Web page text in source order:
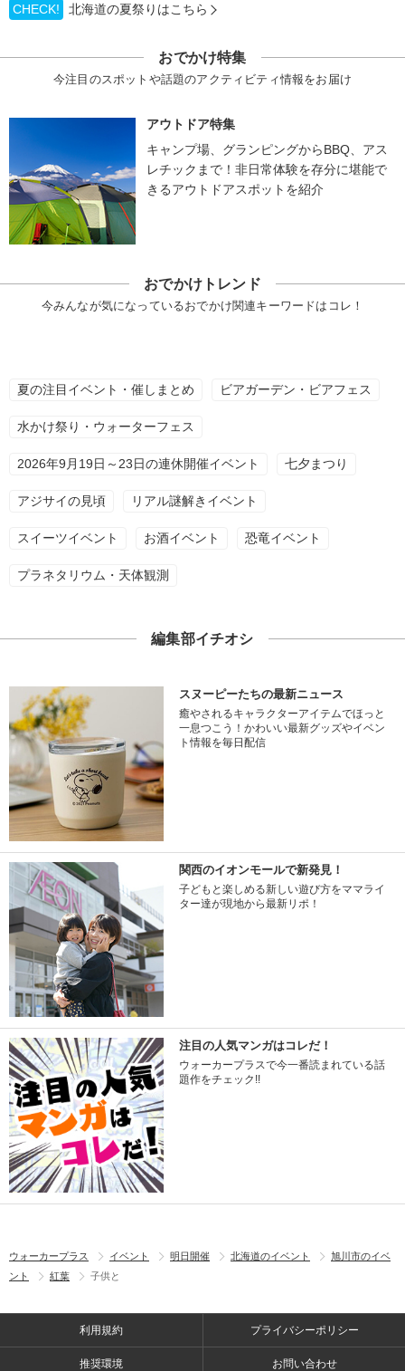
CHECK! 北海道の夏祭りはこちら
おでかけ特集
今注目のスポットや話題のアクティビティ情報をお届け
アウトドア特集
キャンプ場、グランピングからBBQ、アス
レチックまで！非日常体験を存分に堪能で
きるアウトドアスポットを紹介
おでかけトレンド
今みんなが気になっているおでかけ関連キーワードはコレ！
夏の注目イベント・催しまとめ ビアガーデン・ビアフェス
水かけ祭り・ウォーターフェス
2026年9月19日～23日の連休開催イベント 七夕まつり
アジサイの見頃 リアル謎解きイベント
スイーツイベント お酒イベント 恐竜イベント
プラネタリウム・天体観測
編集部イチオシ
スヌーピーたちの最新ニュース
癒やされるキャラクターアイテムでほっと
一息つこう！かわいい最新グッズやイベン
ト情報を毎日配信
関西のイオンモールで新発見！
子どもと楽しめる新しい遊び方をママライ
ター達が現地から最新リポ！
注目の人気マンガはコレだ！
ウォーカープラスで今一番読まれている話
題作をチェック!!
ウォーカープラス イベント 明日開催 北海道のイベント
旭川市のイベ
ント
紅葉 子供と
利用規約 プライバシーポリシー
推奨環境 お問い合わせ